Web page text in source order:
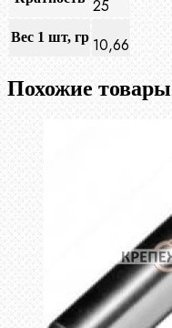
25
Вес 1 шт, гр 10,66
Похожие товары